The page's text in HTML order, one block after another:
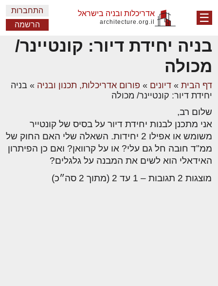
☰ אדריכלות ובניה בישראל
architecture.org.il
התחברות
הרשמה
בניה יחידת דיור: קונטיינר/
מכולה
דף הבית » דיונים » פורום אדריכלות, תכנון ובניה » בניה
יחידת דיור: קונטיינר/ מכולה
שלום רב,
אני מתכנן לבנות יחידת דיור על בסיס של קונטייר
משומש או אפילו 2 יחידות. השאלה שלי האם החוק של
ממ"ד חובה חל גם עלי? או על קרוואן? ואם כן הפיתרון
האידאלי הוא לשים את המבנה על גלגלים?
מוצגות 2 תגובות – 1 עד 2 (מתוך 2 סה״כ)